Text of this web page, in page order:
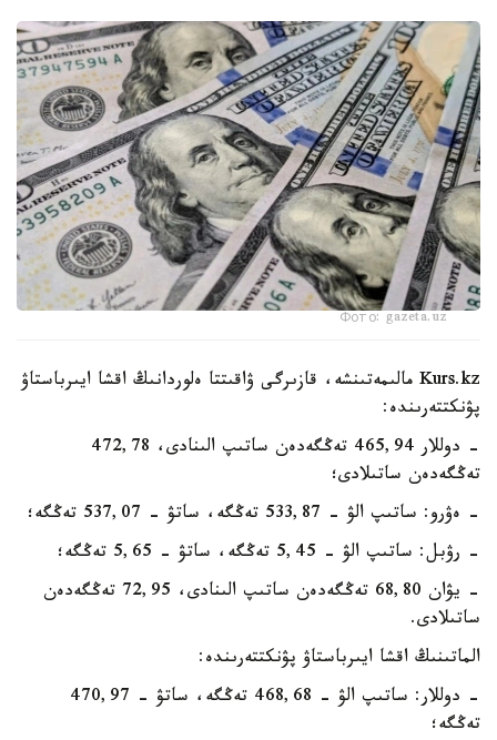
Фото: gazeta.uz
Kurs.kz مالىمەتىنشە، قازىرگى ۋاقىتتا ەلوردانىڭ اقشا ايىرباستاۋ
پۋنكتتەرىندە:
- دوللار 465,94 تەڭگەدەن ساتىپ الىنادى، 472,78
تەڭگەدەن ساتىلادى؛
- ەۋرو: ساتىپ الۋ - 533,87 تەڭگە، ساتۋ - 537,07 تەڭگە؛
- رۋبل: ساتىپ الۋ - 5,45 تەڭگە، ساتۋ - 5,65 تەڭگە؛
- يۋان 68,80 تەڭگەدەن ساتىپ الىنادى، 72,95 تەڭگەدەن
ساتىلادى.
الماتىنىڭ اقشا ايىرباستاۋ پۋنكتتەرىندە:
- دوللار: ساتىپ الۋ - 468,68 تەڭگە، ساتۋ - 470,97
تەڭگە؛